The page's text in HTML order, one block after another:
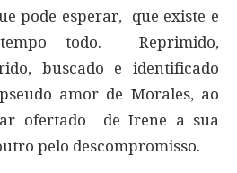
pode esperar, que existe e
todo. Reprimido,
buscado e identificado
amor de Morales, ao
ofertado de Irene a sua
pelo descompromisso.